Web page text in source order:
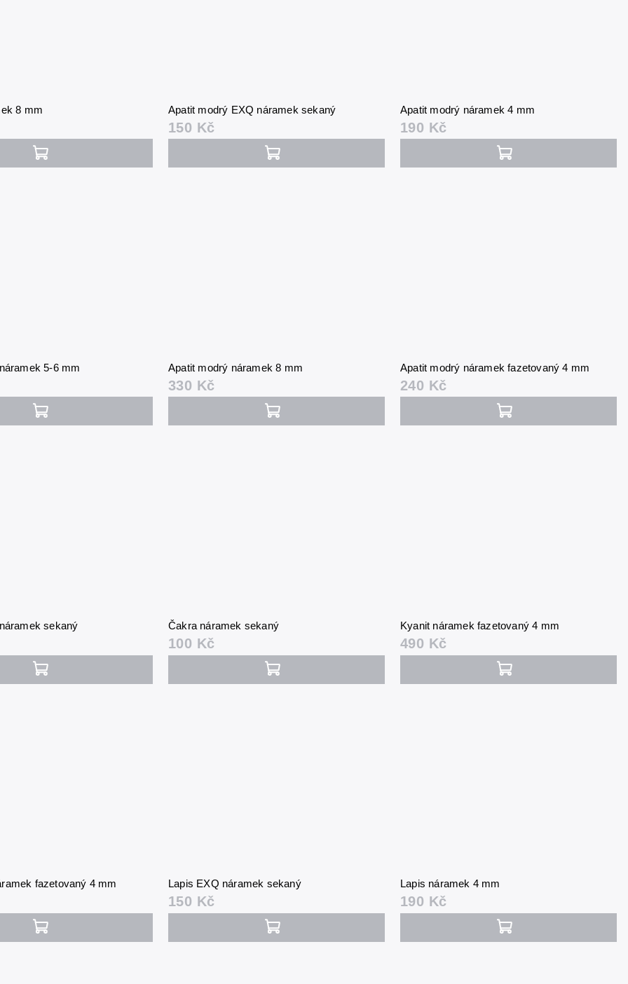
8 mm Apatit modrý EXQ náramek sekaný
150 Kč
Apatit modrý náramek 4 mm
190 Kč
5-6 mm Apatit modrý náramek 8 mm
330 Kč
Apatit modrý náramek fazetovaný 4 mm
240 Kč
sekaný Čakra náramek sekaný
100 Kč
Kyanit náramek fazetovaný 4 mm
490 Kč
fazetovaný 4 mm Lapis EXQ náramek sekaný
150 Kč
Lapis náramek 4 mm
190 Kč